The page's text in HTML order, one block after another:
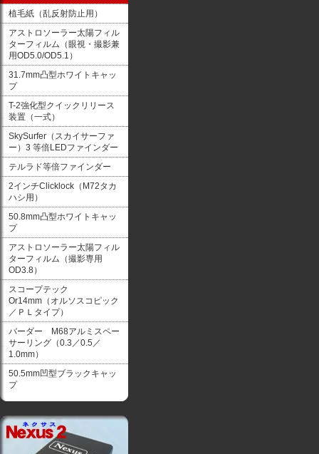
植毛紙（乱反射防止用）
アストロソーラー太陽フィル
ターフィルム（眼視・撮影兼
用OD5.0/OD5.1）
31.7mm凸型ホワイトキャッ
プ
T-2強化型クイックリリース
装置（一式）
SkySurfer（スカイサーファ
ー）3 等倍LEDファインダー
テルラド等倍ファインダー
2インチClicklock（M72タカ
ハシ用）
50.8mm凸型ホワイトキャッ
プ
アストロソーラー太陽フィル
ターフィルム（撮影専用
OD3.8）
スコープテック
Or14mm（オルソスコピック
／ＰＬタイプ）
バーダー M68アルミスペー
サーリング（0.3／0.5／
1.0mm）
50.5mm凹型ブラックキャッ
プ